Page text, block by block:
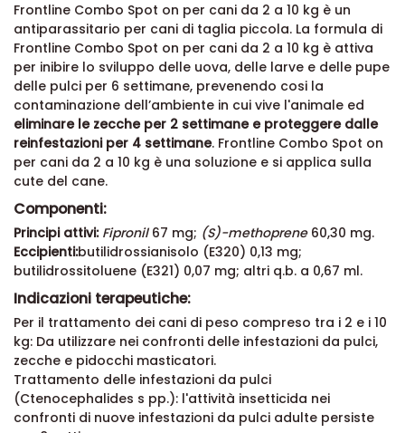
Frontline Combo Spot on per cani da 2 a 10 kg è un
antiparassitario per cani di taglia piccola. La formula di
Frontline Combo Spot on per cani da 2 a 10 kg è attiva
per inibire lo sviluppo delle uova, delle larve e delle pupe
delle pulci per 6 settimane, prevenendo cosi la
contaminazione dell’ambiente in cui vive l'animale ed
eliminare le zecche per 2 settimane e proteggere dalle
reinfestazioni per 4 settimane. Frontline Combo Spot on
per cani da 2 a 10 kg è una soluzione e si applica sulla
cute del cane.
Componenti:
Principi attivi: Fipronil67 mg; (S)-methoprene60,30 mg.
Eccipienti:butilidrossianisolo (E320) 0,13 mg;
butilidrossitoluene (E321) 0,07 mg; altri q.b. a 0,67 ml.
Indicazioni terapeutiche:
Per il trattamento dei cani di peso compreso tra i 2 e i 10
kg: Da utilizzare nei confronti delle infestazioni da pulci,
zecche e pidocchi masticatori.
Trattamento delle infestazioni da pulci
(Ctenocephalides s pp.): l'attività insetticida nei
confronti di nuove infestazioni da pulci adulte persiste